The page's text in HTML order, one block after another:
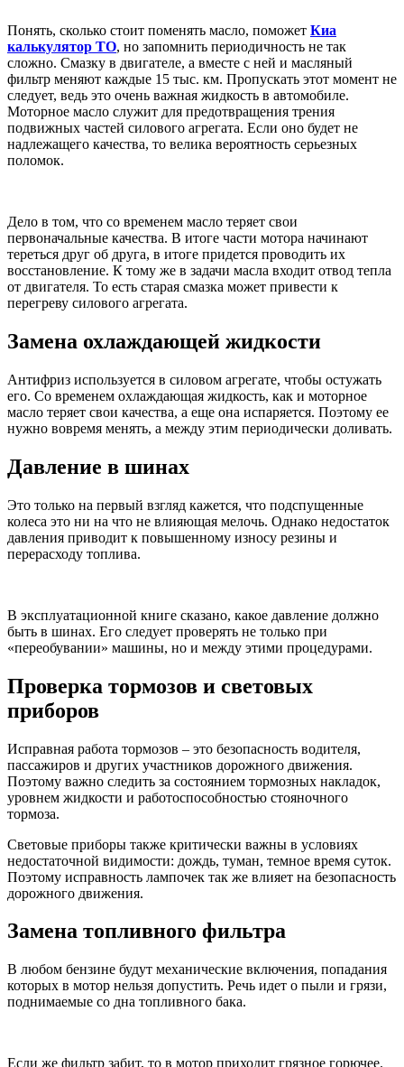
Понять, сколько стоит поменять масло, поможет Киа
калькулятор ТО, но запомнить периодичность не так
сложно. Смазку в двигателе, а вместе с ней и масляный
фильтр меняют каждые 15 тыс. км. Пропускать этот момент не
следует, ведь это очень важная жидкость в автомобиле.
Моторное масло служит для предотвращения трения
подвижных частей силового агрегата. Если оно будет не
надлежащего качества, то велика вероятность серьезных
поломок.
Дело в том, что со временем масло теряет свои
первоначальные качества. В итоге части мотора начинают
тереться друг об друга, в итоге придется проводить их
восстановление. К тому же в задачи масла входит отвод тепла
от двигателя. То есть старая смазка может привести к
перегреву силового агрегата.
Замена охлаждающей жидкости
Антифриз используется в силовом агрегате, чтобы остужать
его. Со временем охлаждающая жидкость, как и моторное
масло теряет свои качества, а еще она испаряется. Поэтому ее
нужно вовремя менять, а между этим периодически доливать.
Давление в шинах
Это только на первый взгляд кажется, что подспущенные
колеса это ни на что не влияющая мелочь. Однако недостаток
давления приводит к повышенному износу резины и
перерасходу топлива.
В эксплуатационной книге сказано, какое давление должно
быть в шинах. Его следует проверять не только при
«переобувании» машины, но и между этими процедурами.
Проверка тормозов и световых
приборов
Исправная работа тормозов – это безопасность водителя,
пассажиров и других участников дорожного движения.
Поэтому важно следить за состоянием тормозных накладок,
уровнем жидкости и работоспособностью стояночного
тормоза.
Световые приборы также критически важны в условиях
недостаточной видимости: дождь, туман, темное время суток.
Поэтому исправность лампочек так же влияет на безопасность
дорожного движения.
Замена топливного фильтра
В любом бензине будут механические включения, попадания
которых в мотор нельзя допустить. Речь идет о пыли и грязи,
поднимаемые со дна топливного бака.
Если же фильтр забит, то в мотор приходит грязное горючее.